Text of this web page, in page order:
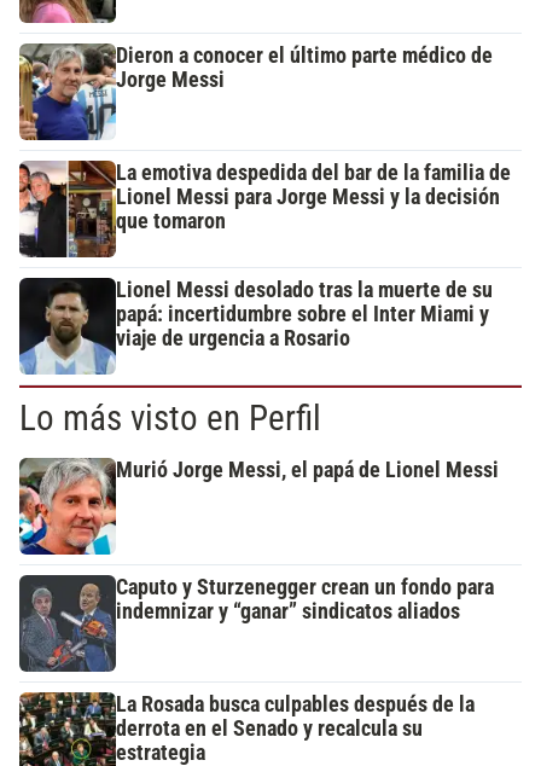
Dieron a conocer el último parte médico de
Jorge Messi
La emotiva despedida del bar de la familia de
Lionel Messi para Jorge Messi y la decisión
que tomaron
Lionel Messi desolado tras la muerte de su
papá: incertidumbre sobre el Inter Miami y
viaje de urgencia a Rosario
Lo más visto en Perfil
Murió Jorge Messi, el papá de Lionel Messi
Caputo y Sturzenegger crean un fondo para
indemnizar y “ganar” sindicatos aliados
La Rosada busca culpables después de la
derrota en el Senado y recalcula su
estrategia